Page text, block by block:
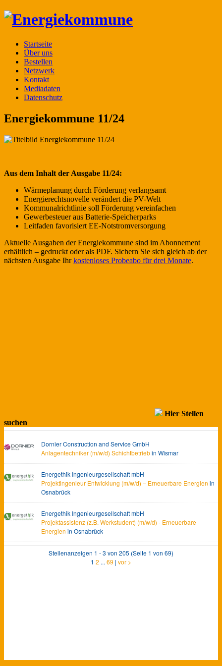
Startseite
Über uns
Bestellen
Netzwerk
Kontakt
Mediadaten
Datenschutz
Energiekommune 11/24
Aus dem Inhalt der Ausgabe 11/24:
Wärmeplanung durch Förderung verlangsamt
Energierechtsnovelle verändert die PV-Welt
Kommunalrichtlinie soll Förderung vereinfachen
Gewerbesteuer aus Batterie-Speicherparks
Leitfaden favorisiert EE-Notstromversorgung
Aktuelle Ausgaben der Energiekommune sind im Abonnement
erhältlich – gedruckt oder als PDF. Sichern Sie sich gleich ab der
nächsten Ausgabe Ihrkostenloses Probeabo für drei Monate.
Hier Stellen
suchen